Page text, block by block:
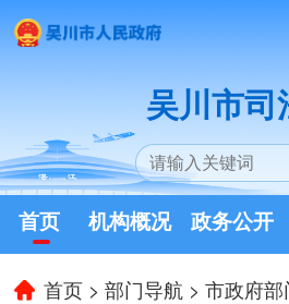
吴川市司
首页 机构概况 政务公开
首页 >部门导航 >市政府部